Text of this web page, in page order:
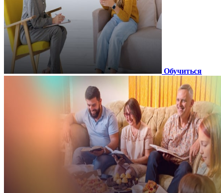
Обучиться